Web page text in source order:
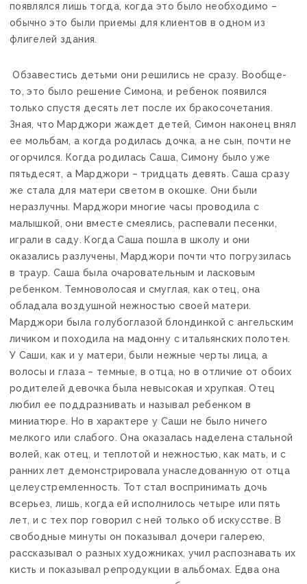
появлялся лишь тогда, когда это было необходимо –
обычно это были приемы для клиентов в одном из
флигелей здания.
Обзавестись детьми они решились не сразу. Вообще-
то, это было решение Симона, и ребенок появился
только спустя десять лет после их бракосочетания.
Зная, что Марджори жаждет детей, Симон наконец внял
ее мольбам, а когда родилась дочка, а не сын, почти не
огорчился. Когда родилась Саша, Симону было уже
пятьдесят, а Марджори – тридцать девять. Саша сразу
же стала для матери светом в окошке. Они были
неразлучны. Марджори многие часы проводила с
малышкой, они вместе смеялись, распевали песенки,
играли в саду. Когда Саша пошла в школу и они
оказались разлучены, Марджори почти что погрузилась
в траур. Саша была очаровательным и ласковым
ребенком. Темноволосая и смуглая, как отец, она
обладала воздушной нежностью своей матери.
Марджори была голубоглазой блондинкой с ангельским
личиком и походила на мадонну с итальянских полотен.
У Саши, как и у матери, были нежные черты лица, а
волосы и глаза – темные, в отца, но в отличие от обоих
родителей девочка была невысокая и хрупкая. Отец
любил ее поддразнивать и называл ребенком в
миниатюре. Но в характере у Саши не было ничего
мелкого или слабого. Она оказалась наделена стальной
волей, как отец, и теплотой и нежностью, как мать, и с
ранних лет демонстрировала унаследованную от отца
целеустремленность. Тот стал воспринимать дочь
всерьез, лишь, когда ей исполнилось четыре или пять
лет, и с тех пор говорил с ней только об искусстве. В
свободные минуты он показывал дочери галерею,
рассказывал о разных художниках, учил распознавать их
кисть и показывал репродукции в альбомах. Едва она